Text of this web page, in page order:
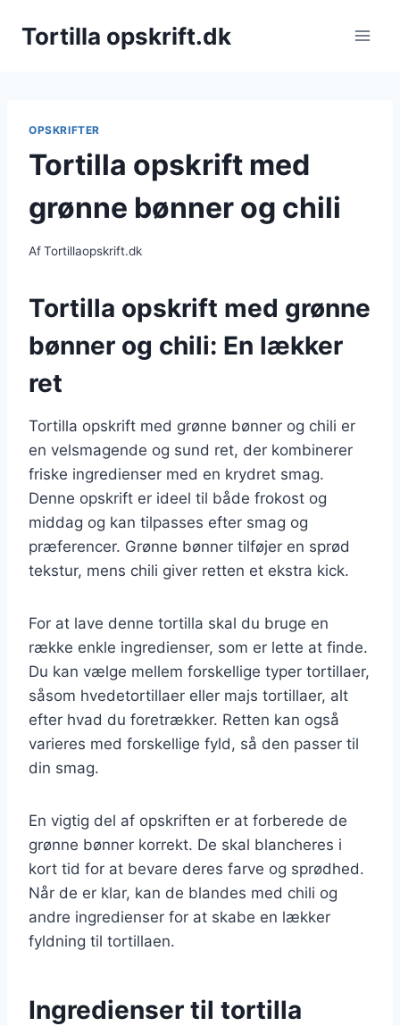
Tortilla opskrift.dk
OPSKRIFTER
Tortilla opskrift med
grønne bønner og chili
AfTortillaopskrift.dk
Tortilla opskrift med grønne
bønner og chili: En lækker
ret
Tortilla opskrift med grønne bønner og chili er
en velsmagende og sund ret, der kombinerer
friske ingredienser med en krydret smag.
Denne opskrift er ideel til både frokost og
middag og kan tilpasses efter smag og
præferencer. Grønne bønner tilføjer en sprød
tekstur, mens chili giver retten et ekstra kick.
For at lave denne tortilla skal du bruge en
række enkle ingredienser, som er lette at finde.
Du kan vælge mellem forskellige typer tortillaer,
såsom hvedetortillaer eller majs tortillaer, alt
efter hvad du foretrækker. Retten kan også
varieres med forskellige fyld, så den passer til
din smag.
En vigtig del af opskriften er at forberede de
grønne bønner korrekt. De skal blancheres i
kort tid for at bevare deres farve og sprødhed.
Når de er klar, kan de blandes med chili og
andre ingredienser for at skabe en lækker
fyldning til tortillaen.
Ingredienser til tortilla